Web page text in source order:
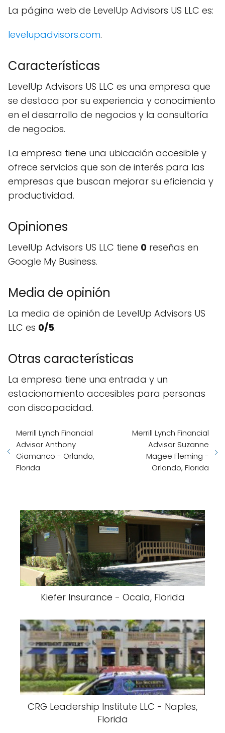
La página web de LevelUp Advisors US LLC es:
levelupadvisors.com.
Características
LevelUp Advisors US LLC es una empresa que
se destaca por su experiencia y conocimiento
en el desarrollo de negocios y la consultoría
de negocios.
La empresa tiene una ubicación accesible y
ofrece servicios que son de interés para las
empresas que buscan mejorar su eficiencia y
productividad.
Opiniones
LevelUp Advisors US LLC tiene 0 reseñas en
Google My Business.
Media de opinión
La media de opinión de LevelUp Advisors US
LLC es 0/5.
Otras características
La empresa tiene una entrada y un
estacionamiento accesibles para personas
con discapacidad.
Merrill Lynch Financial
Advisor Anthony
Giamanco - Orlando,
Florida
Merrill Lynch Financial
Advisor Suzanne
Magee Fleming -
Orlando, Florida
Kiefer Insurance - Ocala, Florida
CRG Leadership Institute LLC - Naples,
Florida